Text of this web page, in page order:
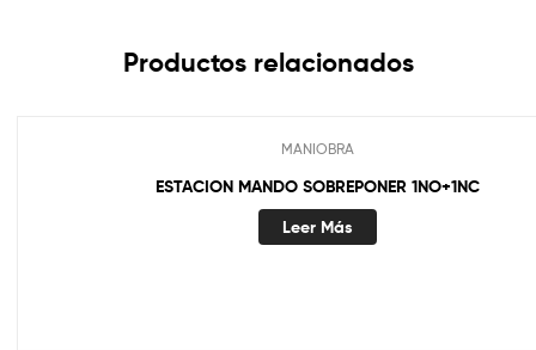
Productos relacionados
MANIOBRA
ESTACION MANDO SOBREPONER 1NO+1NC
Leer Más